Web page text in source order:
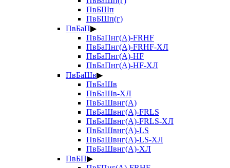
ПвБШп
ПвБШп(г)
ПвБаП▶
ПвБаПнг(А)-FRHF
ПвБаПнг(А)-FRHF-ХЛ
ПвБаПнг(А)-HF
ПвБаПнг(А)-HF-ХЛ
ПвБаШв▶
ПвБаШв
ПвБаШв-ХЛ
ПвБаШвнг(А)
ПвБаШвнг(А)-FRLS
ПвБаШвнг(А)-FRLS-ХЛ
ПвБаШвнг(А)-LS
ПвБаШвнг(А)-LS-ХЛ
ПвБаШвнг(А)-ХЛ
ПвБП▶